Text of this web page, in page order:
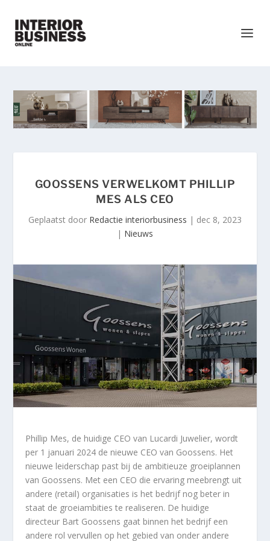
GOOSSENS VERWELKOMT PHILLIP
MES ALS CEO
Geplaatst door Redactie interiorbusiness | dec 8, 2023
| Nieuws
Phillip Mes, de huidige CEO van Lucardi Juwelier, wordt
per 1 januari 2024 de nieuwe CEO van Goossens. Het
nieuwe leiderschap past bij de ambitieuze groeiplannen
van Goossens. Met een CEO die ervaring meebrengt uit
andere (retail) organisaties is het bedrijf nog beter in
staat de groeiambities te realiseren. De huidige
directeur Bart Goossens gaat binnen het bedrijf een
andere rol vervullen op het gebied van onder andere